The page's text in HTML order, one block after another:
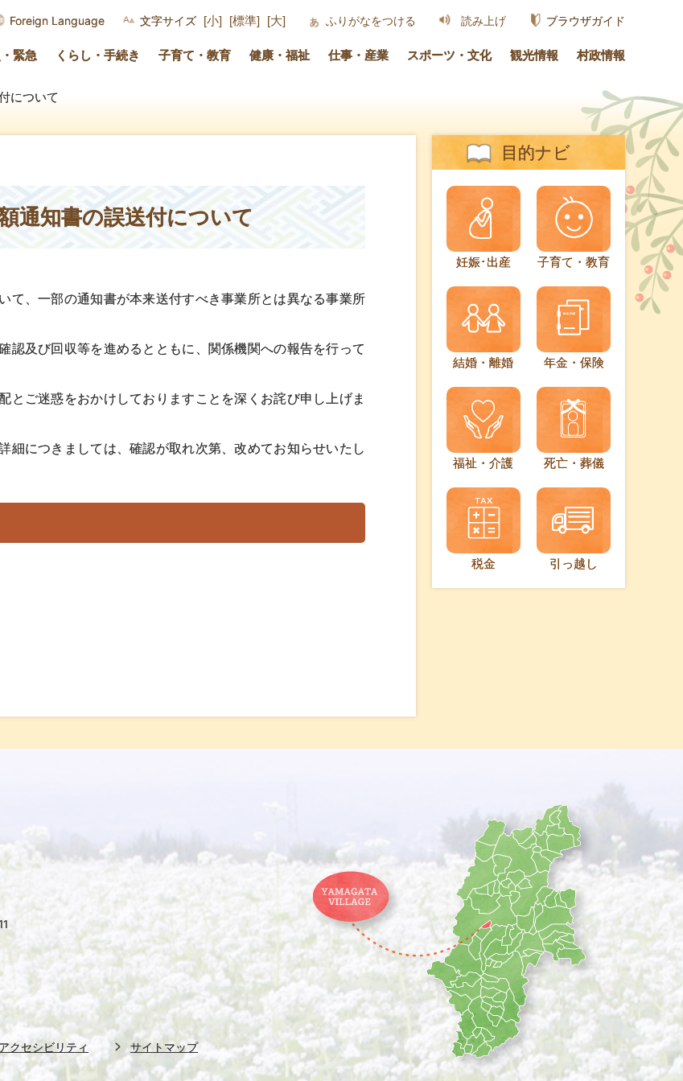
Foreign Language 文字サイズ [小] [標準] [大] ふりがなをつける 読み上げ ブラウザガイド
緊急 くらし・手続き 子育て・教育 健康・福祉 仕事・産業 スポーツ・文化 観光情報 村政情報
について
通知書の誤送付について
て、一部の通知書が本来送付すべき事業所とは異なる事業所
認及び回収等を進めるとともに、関係機関への報告を行って
とご迷惑をおかけしておりますことを深くお詫び申し上げま
細につきましては、確認が取れ次第、改めてお知らせいたし
目的ナビ
妊娠･出産 子育て・教育
結婚・離婚 年金・保険
福祉・介護 死亡・葬儀
税金 引っ越し
クセシビリティ サイトマップ